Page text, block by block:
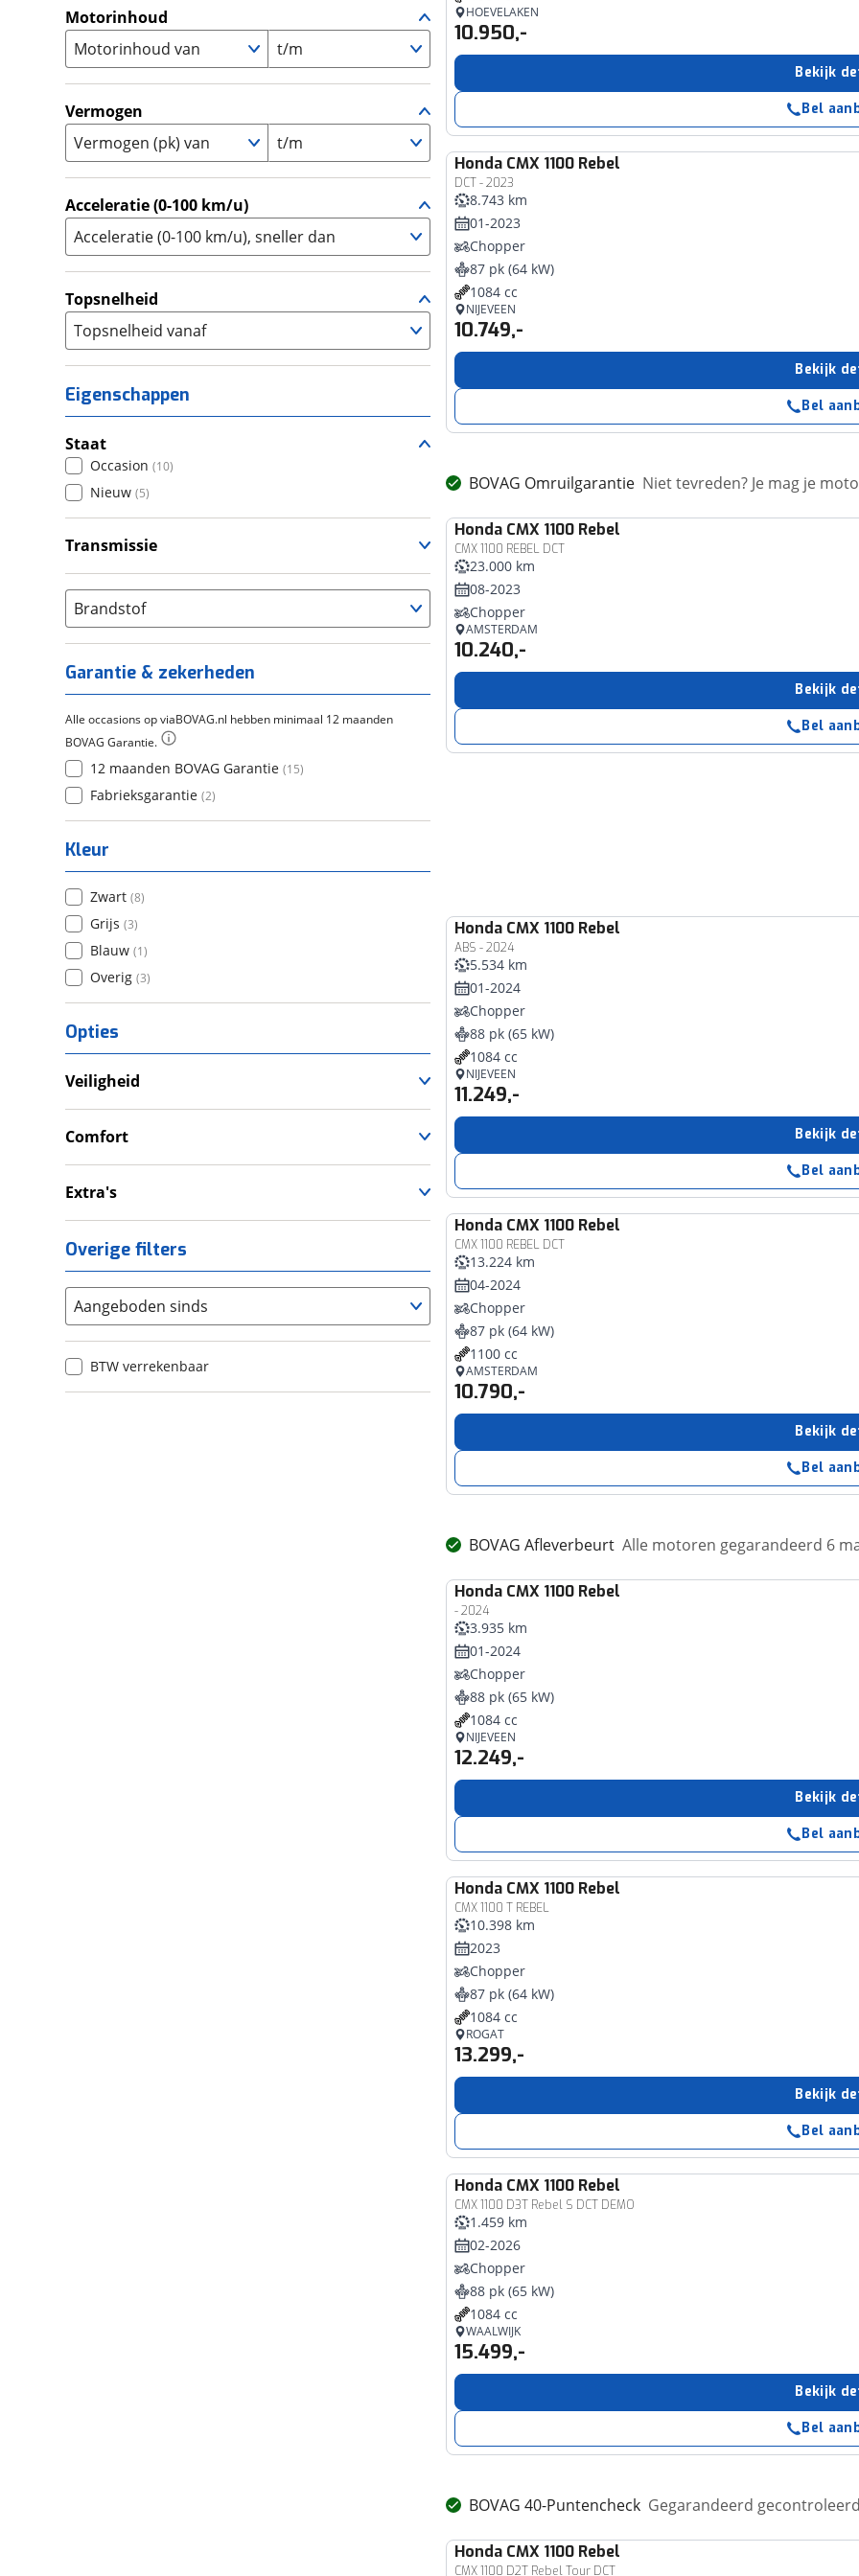
Supersport
Tourer (0)
Touring Enduro
Trike (0)
Zijspan 0)
A1 (0)
(
Motorinhoud
Motorinhoud van
t/m
Vermogen
Vermogen (pk) van
t/m
Acceleratie (0-100 km/u)
Acceleratie (0-100 km/u), sneller dan
Topsnelheid
Topsnelheid vanaf
Eigenschappen
Staat
Occasion (10)
Nieuw (5)
Transmissie
Automatisch (4)
Brandstof
Garantie & zekerheden
Alle occasions op viaBOVAG.nl hebben minimaal 12 maanden
BOVAG Garantie.
12 maanden BOVAG Garantie (15)
Fabrieksgarantie (2)
Kleur
Zwart (8)
Grijs (3)
Blauw (1)
Overig (3)
Opties
Veiligheid
LED verlichting
Comfort
Handvatverwarming
Extra's
Overige filters
Aangeboden sinds
BTW verrekenbaar
HOEVELAKEN
10.950,-
Bekijk
Bel
Honda CMX 1100 Rebel
DCT - 2023
8.743 km
01-2023
Chopper
87 pk (64 kW)
1084 cc
NIJEVEEN
10.749,-
Bekijk
Bel
BOVAG Omruilgarantie Niet tevreden? Je mag je
Honda CMX 1100 Rebel
CMX 1100 REBEL DCT
23.000 km
08-2023
Chopper
AMSTERDAM
10.240,-
Bekijk
Bel
Honda CMX 1100 Rebel
ABS - 2024
5.534 km
01-2024
Chopper
88 pk (65 kW)
1084 cc
NIJEVEEN
11.249,-
Bekijk
Bel
Honda CMX 1100 Rebel
CMX 1100 REBEL DCT
13.224 km
04-2024
Chopper
87 pk (64 kW)
1100 cc
AMSTERDAM
10.790,-
Bekijk
Bel
BOVAG Afleverbeurt Alle motoren gegarandeerd 6
Honda CMX 1100 Rebel
- 2024
3.935 km
01-2024
Chopper
88 pk (65 kW)
1084 cc
NIJEVEEN
12.249,-
Bekijk
Bel
Honda CMX 1100 Rebel
CMX 1100 T REBEL
10.398 km
2023
Chopper
87 pk (64 kW)
1084 cc
ROGAT
13.299,-
Bekijk
Bel
Honda CMX 1100 Rebel
CMX 1100 D3T Rebel S DCT DEMO
1.459 km
02-2026
Chopper
88 pk (65 kW)
1084 cc
WAALWIJK
15.499,-
Bekijk
Bel
BOVAG 40-Puntencheck Gegarandeerd
Honda CMX 1100 Rebel
CMX 1100 D2T Rebel Tour DCT